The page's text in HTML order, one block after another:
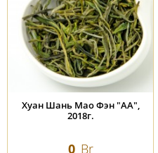
Хуан Шань Мао Фэн "АА",
2018г.
0 Br